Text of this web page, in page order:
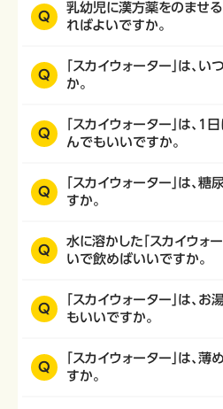
Q
乳幼児に漢方薬をのませる
ればよいですか。
Q
「スカイウォーター」は、
か。
Q
「スカイウォーター」は、1
んでもいいですか。
Q
「スカイウォーター」は、
すか。
Q
水に溶かした「スカイウォ
いで飲めばいいですか。
Q
「スカイウォーター」は、
もいいですか。
Q
「スカイウォーター」は、
すか。